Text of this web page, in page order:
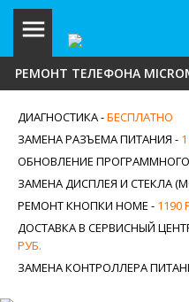
РЕМОНТ ТЕЛЕФОНА
ДИАГНОСТИКА -БЕСПЛАТНО
ЗАМЕНА РАЗЪЕМА ПИТАНИЯ -
ОБНОВЛЕНИЕ
ЗАМЕНА ДИСПЛЕЯ И СТЕКЛА
РЕМОНТ КНОПКИ HOME - 1190
ДОСТАВКА В СЕРВИСНЫЙ
РУБ.
ЗАМЕНА КОНТРОЛЛЕРА